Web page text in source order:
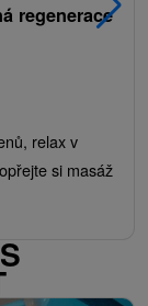
regenerace
relax v
si masáž